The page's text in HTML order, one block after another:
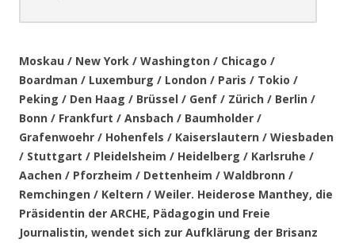
Moskau / New York / Washington / Chicago /
Boardman / Luxemburg / London / Paris / Tokio /
Peking / Den Haag / Brüssel / Genf / Zürich / Berlin /
Bonn / Frankfurt / Ansbach / Baumholder /
Grafenwoehr / Hohenfels / Kaiserslautern / Wiesbaden
/ Stuttgart / Pleidelsheim / Heidelberg / Karlsruhe /
Aachen / Pforzheim / Dettenheim / Waldbronn /
Remchingen / Keltern / Weiler. Heiderose Manthey, die
Präsidentin der ARCHE, Pädagogin und Freie
Journalistin, wendet sich zur Aufklärung der Brisanz